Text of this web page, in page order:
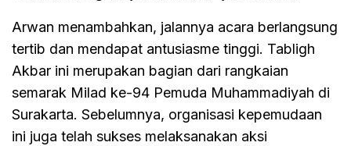
Arwan menambahkan, jalannya acara berlangsung
tertib dan mendapat antusiasme tinggi. Tabligh
Akbar ini merupakan bagian dari rangkaian
semarak Milad ke-94 Pemuda Muhammadiyah di
Surakarta. Sebelumnya, organisasi kepemudaan
ini juga telah sukses melaksanakan aksi